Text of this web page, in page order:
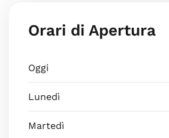
Orari di Apertura
Oggi
Lunedì
Martedì